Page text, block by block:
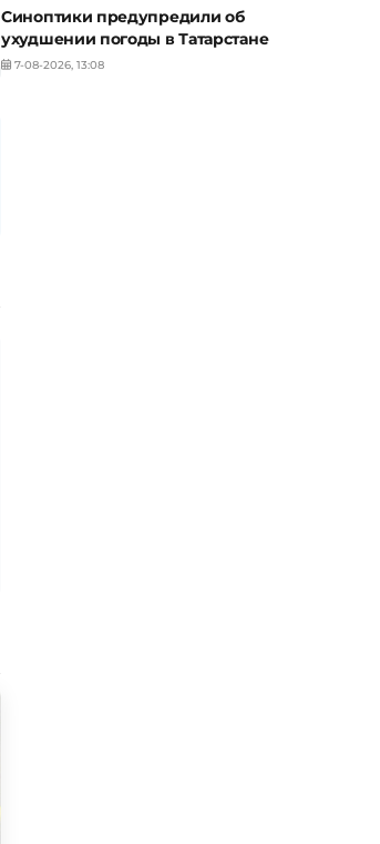
Синоптики предупредили об
ухудшении погоды в Татарстане
7-08-2026, 13:08